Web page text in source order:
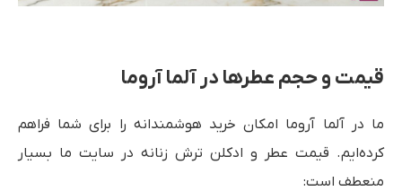
قیمت و حجم عطرها در آلما آروما
ما در آلما آروما امکان خرید هوشمندانه را برای شما فراهم
کرده‌ایم. قیمت عطر و ادکلن ترش زنانه در سایت ما بسیار
منعطف است: